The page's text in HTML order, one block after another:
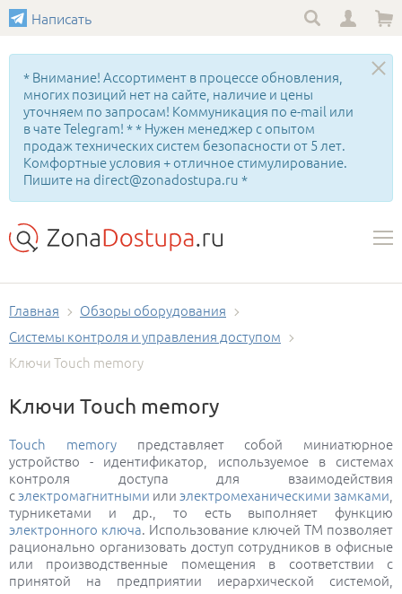
Написать
* Внимание! Ассортимент в процессе обновления,
многих позиций нет на сайте, наличие и цены
уточняем по запросам! Коммуникация по e-mail или
в чате Telegram! * * Нужен менеджер с опытом
продаж технических систем безопасности от 5 лет.
Комфортные условия + отличное стимулирование.
Пишите на direct@zonadostupa.ru *
Главная
Обзоры оборудования
Системы контроля и управления доступом
Ключи Touch memory
Ключи Touch memory
Touch memoryпредставляет собой миниатюрное
устройство - идентификатор, используемое в системах
контроля доступа для взаимодействия
сэлектромагнитными илиэлектромеханическими замками
турникетами и др., то есть выполняет функцию
электронного ключа. Использование ключей ТМ позволяет
рационально организовать доступ сотрудников в офисные
или производственные помещения в соответствии с
принятой на предприятии иерархической системой,